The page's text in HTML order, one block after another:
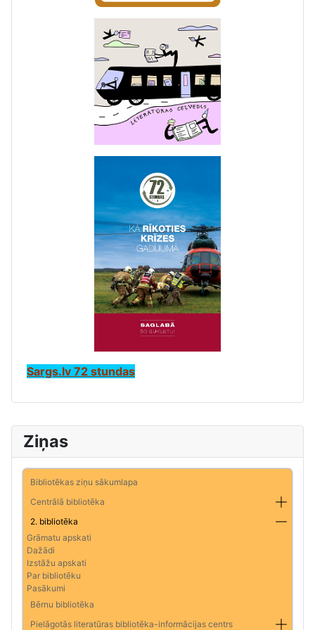
Ziņas
Bibliotēkas ziņu sākumlapa
Centrālā bibliotēka
2. bibliotēka
Grāmatu apskati
Dažādi
Izstāžu apskati
Par bibliotēku
Pasākumi
Bērnu bibliotēka
Pielāgotās literatūras bibliotēka-informācijas centrs
Sargs.lv 72 stundas